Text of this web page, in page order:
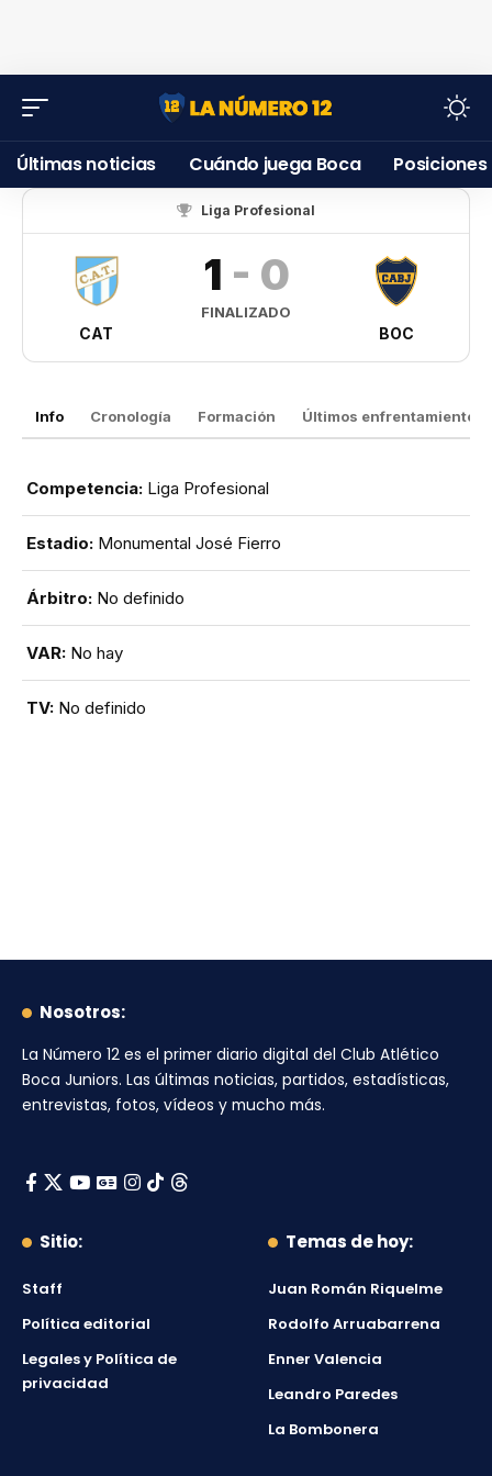
Últimas noticias Cuándo juega Boca Posiciones
Liga Profesional
CAT
1 - 0
FINALIZADO
BOC
Info Cronología Formación Últimos enfrentamientos
Competencia: Liga Profesional
Estadio: Monumental José Fierro
Árbitro: No definido
VAR: No hay
TV: No definido
Nosotros:
La Número 12 es el primer diario digital del Club Atlético
Boca Juniors. Las últimas noticias, partidos, estadísticas,
entrevistas, fotos, vídeos y mucho más.
Sitio:
Staff
Política editorial
Legales y Política de
privacidad
Temas de hoy:
Juan Román Riquelme
Rodolfo Arruabarrena
Enner Valencia
Leandro Paredes
La Bombonera